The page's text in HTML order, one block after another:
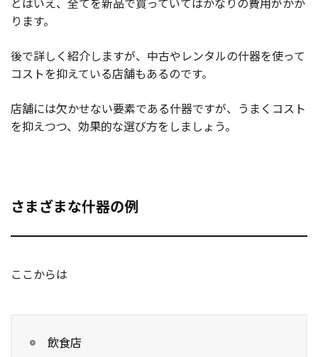
ります。
後で詳しく紹介しますが、中古やレンタルの什器を使って
コストを抑えている店舗もあるのです。
店舗には欠かせない要素である什器ですが、うまくコスト
を抑えつつ、効果的な選び方をしましょう。
さまざまな什器の例
ここからは
飲食店